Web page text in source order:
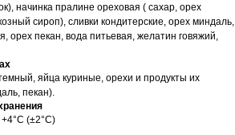
начинка пралине ореховая ( сахар, орех
сироп), сливки кондитерские, орех миндаль,
орех пекан, вода питьевая, желатин говяжий,
яйца куриные, орехи и продукты их
пекан).
(±2°С)